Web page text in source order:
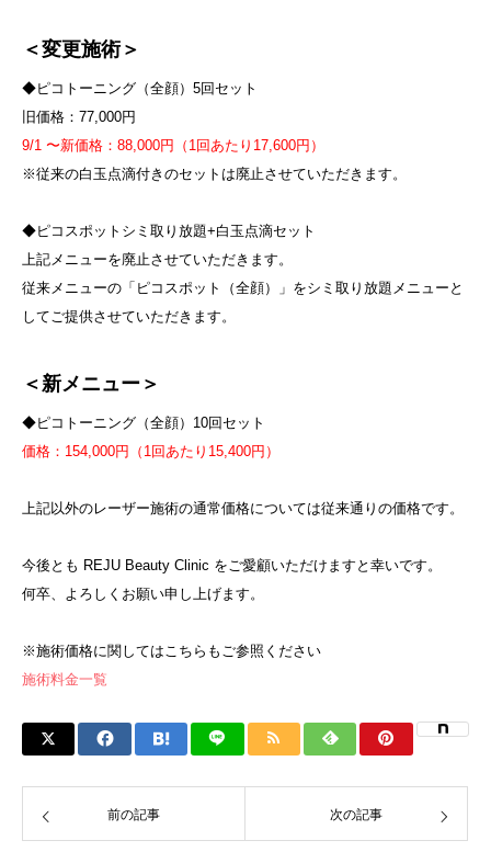
＜変更施術＞
◆ピコトーニング（全顔）5回セット
旧価格：77,000円
9/1 〜新価格：88,000円（1回あたり17,600円）
※従来の白玉点滴付きのセットは廃止させていただきます。
◆ピコスポットシミ取り放題+白玉点滴セット
上記メニューを廃止させていただきます。
従来メニューの「ピコスポット（全顔）」をシミ取り放題メニューと
してご提供させていただきます。
＜新メニュー＞
◆ピコトーニング（全顔）10回セット
価格：154,000円（1回あたり15,400円）
上記以外のレーザー施術の通常価格については従来通りの価格です。
今後とも REJU Beauty Clinic をご愛顧いただけますと幸いです。
何卒、よろしくお願い申し上げます。
※施術価格に関してはこちらもご参照ください
施術料金一覧
前の記事 次の記事